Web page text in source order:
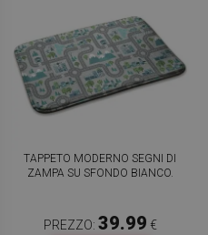
TAPPETO MODERNO SEGNI DI
ZAMPA SU SFONDO BIANCO.
PREZZO: 39.99 €